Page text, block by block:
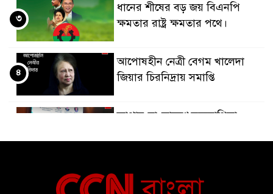
ধানের শীষের বড় জয় বিএনপি
ক্ষমতার রাষ্ট্র ক্ষমতার পথে।
৩
আপোষহীন নেত্রী বেগম খালেদা
জিয়ার চিরনিদ্রায় সমাপ্তি
৪
জাপান-বাংলাদেশ সহযোগিতা
এবং সহ-পররাষ্ট্রমন্ত্রীর সৌজন্য